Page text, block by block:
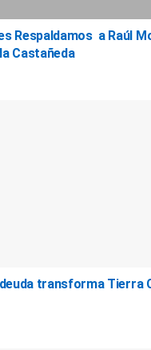
Respaldamos a Raúl
Castañeda
transforma Tierra